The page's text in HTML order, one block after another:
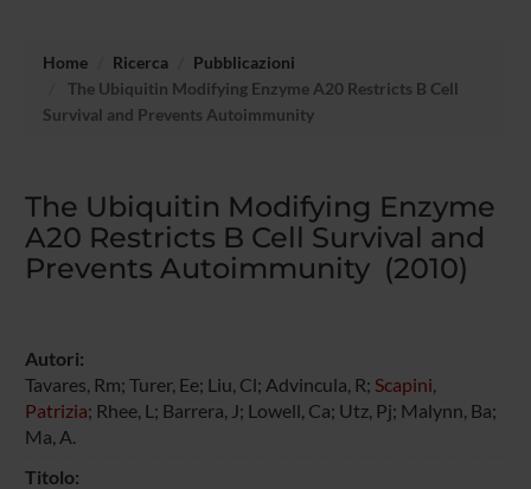
Home Ricerca
Pubblicazioni
The Ubiquitin Modifying Enzyme A20 Restricts B Cell
Survival and Prevents Autoimmunity
The Ubiquitin Modifying Enzyme
A20 Restricts B Cell Survival and
Prevents Autoimmunity (2010)
Autori:
Tavares, Rm; Turer, Ee; Liu, Cl; Advincula, R; Scapini,
Patrizia; Rhee, L; Barrera, J; Lowell, Ca; Utz, Pj; Malynn, Ba;
Ma, A.
Titolo: